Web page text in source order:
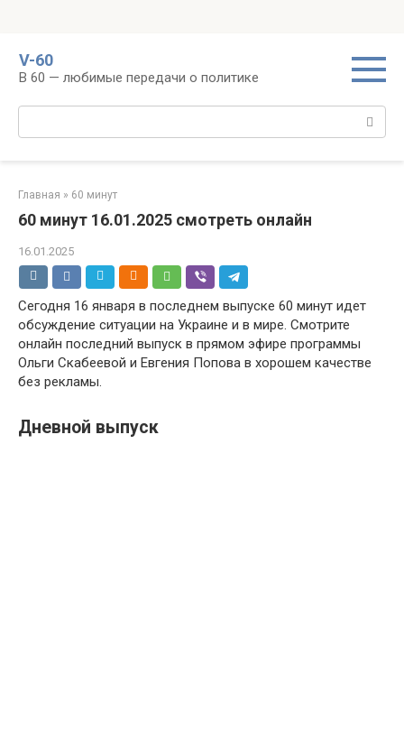
контенту
V-60
В 60 — любимые передачи о политике
Поиск:
Главная » 60 минут
60 минут 16.01.2025 смотреть онлайн
16.01.2025
Сегодня 16 января в последнем выпуске 60 минут идет
обсуждение ситуации на Украине и в мире. Смотрите
онлайн последний выпуск в прямом эфире программы
Ольги Скабеевой и Евгения Попова в хорошем качестве
без рекламы.
Дневной выпуск